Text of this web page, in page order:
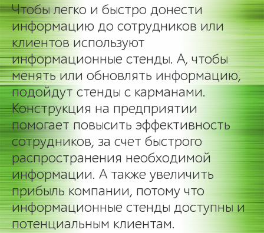
Чтобы легко и быстро донести
информацию до сотрудников или
клиентов используют
информационные стенды. А, чтобы
менять или обновлять информацию,
подойдут стенды с карманами.
Конструкция на предприятии
помогает повысить эффективность
сотрудников, за счет быстрого
распространения необходимой
информации. А также увеличить
прибыль компании, потому что
информационные стенды доступны и
потенциальным клиентам.